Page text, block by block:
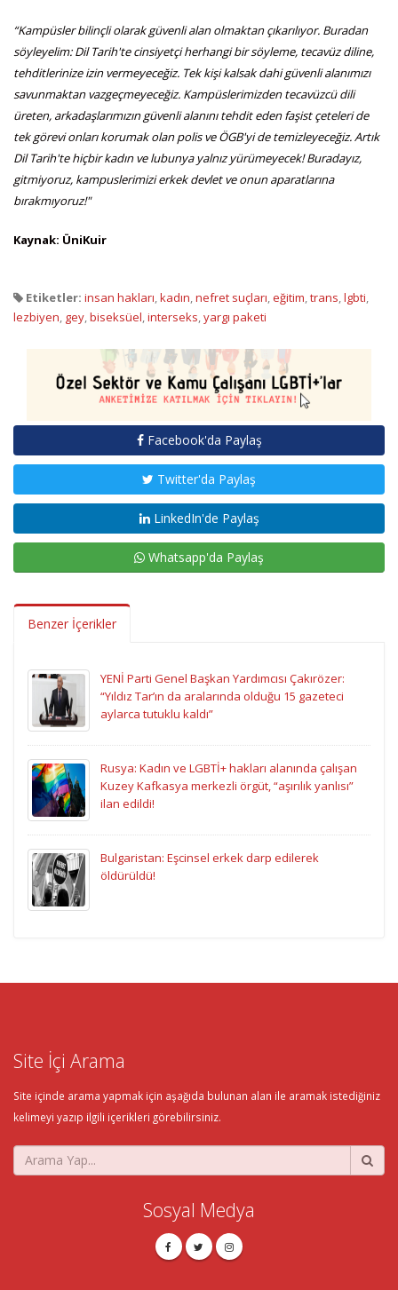
“Kampüsler bilinçli olarak güvenli alan olmaktan çıkarılıyor. Buradan
söyleyelim: Dil Tarih'te cinsiyetçi herhangi bir söyleme, tecavüz diline,
tehditlerinize izin vermeyeceğiz. Tek kişi kalsak dahi güvenli alanımızı
savunmaktan vazgeçmeyeceğiz. Kampüslerimizden tecavüzcü dili
üreten, arkadaşlarımızın güvenli alanını tehdit eden faşist çeteleri de
tek görevi onları korumak olan polis ve ÖGB'yi de temizleyeceğiz. Artık
Dil Tarih'te hiçbir kadın ve lubunya yalnız yürümeyecek! Buradayız,
gitmiyoruz, kampuslerimizi erkek devlet ve onun aparatlarına
bırakmıyoruz!"
Kaynak: ÜniKuir
Etiketler: insan hakları,kadın,nefret suçları,eğitim,trans,lgbti,
lezbiyen, gey,biseksüel,interseks,yargı paketi
Facebook'da Paylaş
Twitter'da Paylaş
LinkedIn'de Paylaş
Whatsapp'da Paylaş
Benzer İçerikler
YENİ Parti Genel Başkan Yardımcısı Çakırözer:
“Yıldız Tar’ın da aralarında olduğu 15 gazeteci
aylarca tutuklu kaldı”
Rusya: Kadın ve LGBTİ+ hakları alanında çalışan
Kuzey Kafkasya merkezli örgüt, “aşırılık yanlısı”
ilan edildi!
Bulgaristan: Eşcinsel erkek darp edilerek
öldürüldü!
Site İçi Arama
Site içinde arama yapmak için aşağıda bulunan alan ile aramak istediğiniz
kelimeyi yazıp ilgili içerikleri görebilirsiniz.
Sosyal Medya